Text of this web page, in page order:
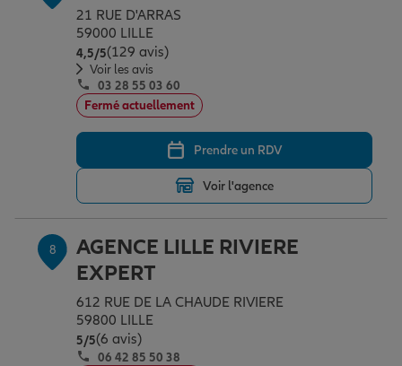
21 RUE D'ARRAS
59000 LILLE
4,5/5Note de 4.5 sur 5
(129 avis)
Voir les avis
03 28 55 03 60
Fermé actuellement
Prendre un RDV
Voir l'agence
8
AGENCE LILLE RIVIERE
EXPERT
612 RUE DE LA CHAUDE RIVIERE
59800 LILLE
5/5Note de 5 sur 5
(6 avis)
06 42 85 50 38